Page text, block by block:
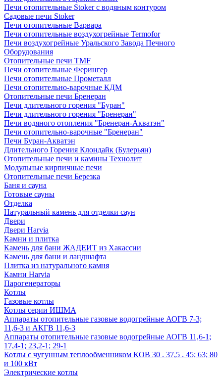
Печи отопительные Stoker с водяным контуром
Садовые печи Stoker
Печи отопительные Варвара
Печи отопительные воздухогрейные Termofor
Печи воздухогрейные Уральского Завода Печного
Оборудования
Отопительные печи TMF
Печи отопительные Ферингер
Печи отопительные Прометалл
Печи отопительно-варочные КДМ
Отопительные печи Бренеран
Печи длительного горения "Буран"
Печи длительного горения "Бренеран"
Печи водяного отопления "Бренеран-Акватэн"
Печи отопительно-варочные "Бренеран"
Печи Буран-Акватэн
Длительного Горения Клондайк (Булерьян)
Отопительные печи и камины Технолит
Модульные кирпичные печи
Отопительные печи Березка
Баня и сауна
Готовые сауны
Отделка
Натуральный камень для отделки саун
Двери
Двери Harvia
Камни и плитка
Камень для бани ЖАДЕИТ из Хакассии
Камень для бани и ландшафта
Плитка из натурального камня
Камни Harvia
Парогенераторы
Котлы
Газовые котлы
Котлы серии ИШМА
Аппараты отопительные газовые водогрейные АОГВ 7-3;
11,6-3 и АКГВ 11,6-3
Аппараты отопительные газовые водогрейные АОГВ 11,6-1;
17,4-1; 23,2-1; 29-1
Котлы с чугунным теплообменником КОВ 30 . 37,5 . 45; 63; 80
и 100 кВт
Электрические котлы